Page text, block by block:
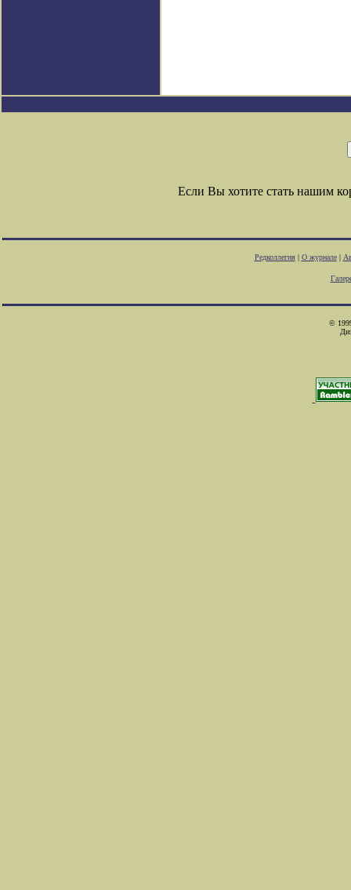
Если Вы хотите стать нашим
Редколлегия| О журнале|
©